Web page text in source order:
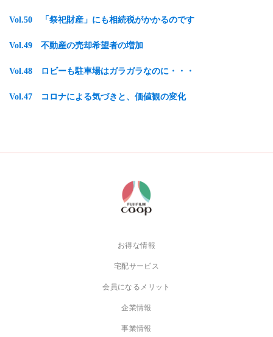
Vol.50 「祭祀財産」にも相続税がかかるのです
Vol.49 不動産の売却希望者の増加
Vol.48 ロビーも駐車場はガラガラなのに・・・
Vol.47 コロナによる気づきと、価値観の変化
お得な情報
宅配サービス
会員になるメリット
企業情報
事業情報